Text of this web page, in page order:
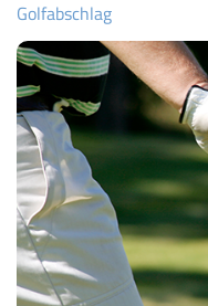
Golfabschlag